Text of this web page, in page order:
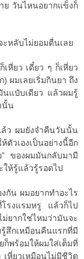
ย วันไหนอยากแข็งก็
ะหลับไม่ยอมตื่นเลย
เหี่ยว เดี๋ยว ๆ ก็เหี่ยว
ผมเลยเริ่มกินยา ถึง
นแป๋บเดียว แล้วผมรู้
นั้น
ล้ว ผมยังจำคืนวันนั้น
วเองเป็นอย่างนี้อีก
” ของผมมันกลับมามี
ให้รู้แล้วรู้รอดไป
กัน ผมอยากทำอะไร
รงแรมหรู แล้วก็ไป
ยากใช่ไหมว่ามันจะ
สึกเหมือนคืนแรกที่มี
ก็พร้อมให้ผมใส่เต็มที่
หี่ยวเหมือนไม่มีชีวิต